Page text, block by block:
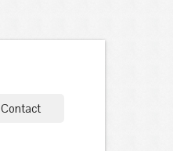
Contact